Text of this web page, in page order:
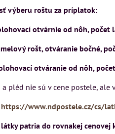
výberu roštu za príplatok:
otvárnie od nôh, počet
rošt, otváranie bočné,
otváranie od nôh,
a pléd nie sú v cene postele,
https://www.ndpostele.cz/cs/
patria do rovnakej cenovej
DO KOŠÍKA ks